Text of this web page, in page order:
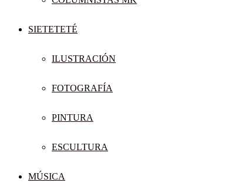
SIETETETÉ
ILUSTRACIÓN
FOTOGRAFÍA
PINTURA
ESCULTURA
MÚSICA